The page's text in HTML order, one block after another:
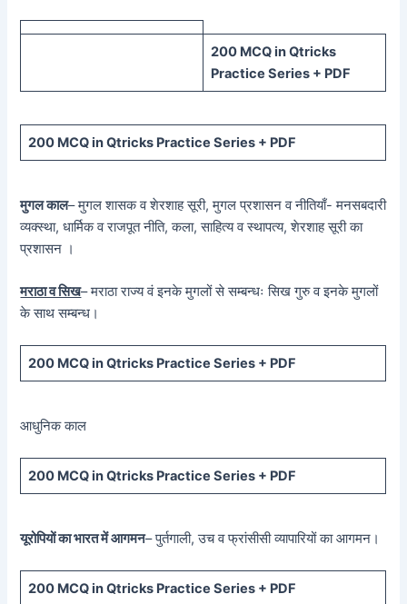
200 MCQ in Qtricks
Practice Series + PDF
200 MCQ in Qtricks Practice Series + PDF
मुगल काल– मुगल शासक व शेरशाह सूरी, मुगल प्रशासन व नीतियाँ- मनसबदारी
व्यक्स्था, धार्मिक व राजपूत नीति, कला, साहित्य व स्थापत्य, शेरशाह सूरी का
प्रशासन ।
मराठा व सिख– मराठा राज्य वं इनके मुगलों से सम्बन्धः सिख गुरु व इनके मुगलों
के साथ सम्बन्ध।
200 MCQ in Qtricks Practice Series + PDF
आधुनिक काल
200 MCQ in Qtricks Practice Series + PDF
यूरोपियों का भारत में आगमन– पुर्तगाली, उच व फ्रांसीसी व्यापारियों का आगमन।
200 MCQ in Qtricks Practice Series + PDF